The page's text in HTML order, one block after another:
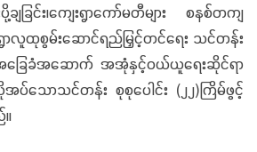
ခြင်း၊ကျေးရွာကော်မတီများ စနစ်တကျ
ရွာလူထုစွမ်းဆောင်ရည်မြှင့်တင်ရေး သင်တန်း
၊ အခြေခံအဆောက် အအုံနှင့်ဝယ်ယူရေးဆိုင်ရာ
ပ်သောသင်တန်း စုစုပေါင်း (၂၂)ကြိမ်ဖွင့်